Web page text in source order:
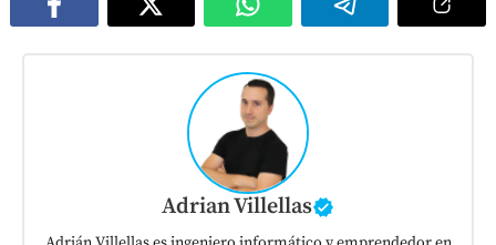
Adrian Villellas